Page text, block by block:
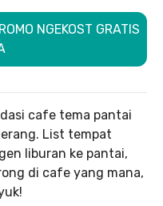
NGEKOST GRATIS
cafe tema pantai
List tempat
liburan ke pantai,
di cafe yang mana,